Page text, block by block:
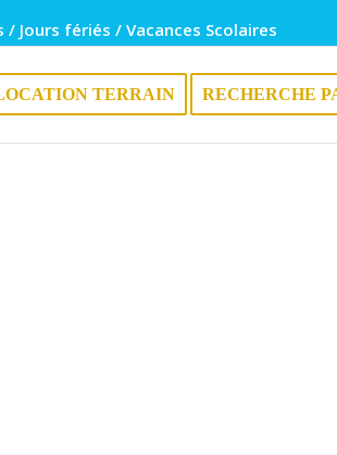
Jours fériés / Vacances Scolaires
TERRAIN RECHERCHE